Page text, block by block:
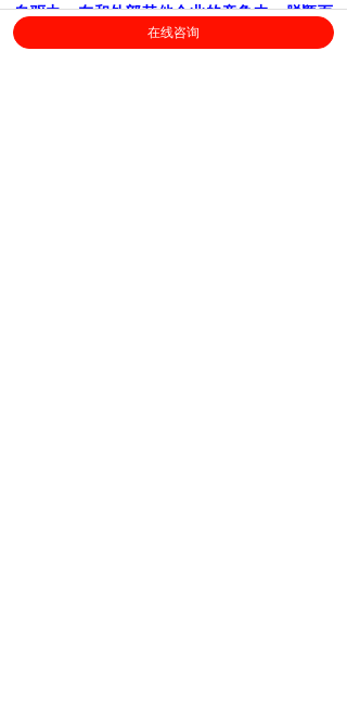
自驱力，在和外部其他企业的竞争中，脱颖而
出。
在线咨询